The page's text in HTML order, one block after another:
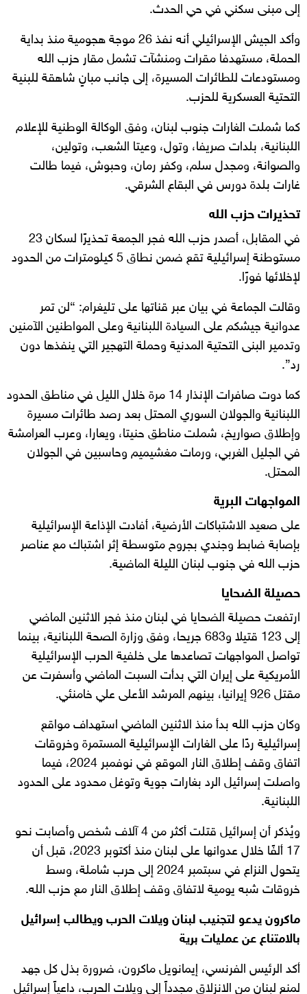
إلى مبنى سكني في حي الحدث.
وأكد الجيش الإسرائيلي أنه نفذ 26 موجة هجومية منذ بداية
الحملة، مستهدفا مقرات ومنشآت تشمل مقار حزب الله
ومستودعات للطائرات المسيرة، إلى جانب مبانٍ شاهقة للبنية
التحتية العسكرية للحزب.
كما شملت الغارات جنوب لبنان، وفق الوكالة الوطنية للإعلام
اللبنانية، بلدات صريفا، وتول، وعيتا الشعب، وتولين،
والصوانة، ومجدل سلم، وكفر رمان، وحبوش، فيما طالت
غارات بلدة دورس في البقاع الشرقي.
تحذيرات حزب الله
في المقابل، أصدر حزب الله فجر الجمعة تحذيرًا لسكان 23
مستوطنة إسرائيلية تقع ضمن نطاق 5 كيلومترات من الحدود
لإخلائها فورًا.
وقالت الجماعة في بيان عبر قناتها على تليغرام: “لن تمر
عدوانية جيشكم على السيادة اللبنانية وعلى المواطنين الآمنين
وتدمير البنى التحتية المدنية وحملة التهجير التي ينفذها دون
رد”.
كما دوت صافرات الإنذار 14 مرة خلال الليل في مناطق الحدود
اللبنانية والجولان السوري المحتل بعد رصد طائرات مسيرة
وإطلاق صواريخ، شملت مناطق حنيتا، ويعارا، وعرب العرامشة
في الجليل الغربي، ورمات مغشيميم وحاسبين في الجولان
المحتل.
المواجهات البرية
على صعيد الاشتباكات الأرضية، أفادت الإذاعة الإسرائيلية
بإصابة ضابط وجندي بجروح متوسطة إثر اشتباك مع عناصر
حزب الله في جنوب لبنان الليلة الماضية.
حصيلة الضحايا
ارتفعت حصيلة الضحايا في لبنان منذ فجر الاثنين الماضي
إلى 123 قتيلا و683 جريحا، وفق وزارة الصحة اللبنانية، بينما
تواصل المواجهات تصاعدها على خلفية الحرب الإسرائيلية
الأمريكية على إيران التي بدأت السبت الماضي وأسفرت عن
مقتل 926 إيرانيا، بينهم المرشد الأعلى علي خامنئي.
وكان حزب الله بدأ منذ الاثنين الماضي استهداف مواقع
إسرائيلية ردًا على الغارات الإسرائيلية المستمرة وخروقات
اتفاق وقف إطلاق النار الموقع في نوفمبر 2024، فيما
واصلت إسرائيل الرد بغارات جوية وتوغل محدود على الحدود
اللبنانية.
ويُذكر أن إسرائيل قتلت أكثر من 4 آلاف شخص وأصابت نحو
17 ألفًا خلال عدوانها على لبنان منذ أكتوبر 2023، قبل أن
يتحول النزاع في سبتمبر 2024 إلى حرب شاملة، وسط
خروقات شبه يومية لاتفاق وقف إطلاق النار مع حزب الله.
ماكرون يدعو لتجنيب لبنان ويلات الحرب ويطالب إسرائيل
بالامتناع عن عمليات برية
أكد الرئيس الفرنسي، إيمانويل ماكرون، ضرورة بذل كل جهد
لمنع لبنان من الانزلاق مجدداً إلى ويلات الحرب، داعياً إسرائيل